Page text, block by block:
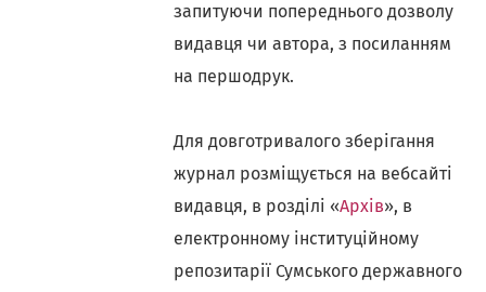
запитуючи попереднього дозволу
видавця чи автора, з посиланням
на першодрук.
Для довготривалого зберігання
журнал розміщується на вебсайті
видавця, в розділі «Архів», в
електронному інституційному
репозитарії Сумського державного